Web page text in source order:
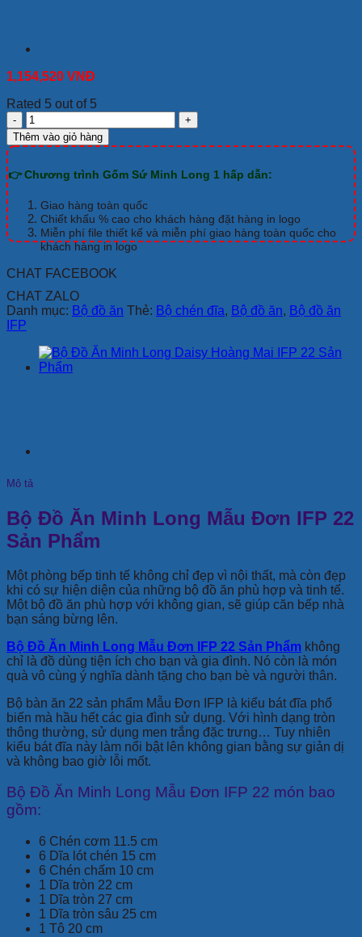
1,154,520 VNĐ
Rated 5 out of 5
Bộ
Đồ
Ăn
Long
Đơn
IFP
22
Sản
số
lượng
Thêm vào giỏ hàng
👉 Chương trình Gốm Sứ Minh Long 1 hấp dẫn:
Giao hàng toàn quốc
Chiết khấu % cao cho khách hàng đặt hàng in logo
Miễn phí file thiết kế và miễn phí giao hàng toàn quốc cho
khách hàng in logo
CHAT FACEBOOK
CHAT ZALO
Danh mục: Bộ đồ ăn Thẻ: Bộ chén đĩa, Bộ đồ ăn, Bộ đồ ăn
IFP
Mô tả
Bộ Đồ Ăn Minh Long Mẫu Đơn IFP 22
Sản Phẩm
Một phòng bếp tinh tế không chỉ đẹp vì nội thất, mà còn đẹp
khi có sự hiện diện của những bộ đồ ăn phù hợp và tinh tế.
Một bộ đồ ăn phù hợp với không gian, sẽ giúp căn bếp nhà
bạn sáng bừng lên.
Bộ Đồ Ăn Minh Long Mẫu Đơn IFP 22 Sản Phẩm không
chỉ là đồ dùng tiện ích cho bạn và gia đình. Nó còn là món
quà vô cùng ý nghĩa dành tặng cho bạn bè và người thân.
Bộ bàn ăn 22 sản phẩm Mẫu Đơn IFP là kiểu bát đĩa phổ
biến mà hầu hết các gia đình sử dụng. Với hình dạng tròn
thông thường, sử dụng men trắng đặc trưng… Tuy nhiên
kiểu bát đĩa này làm nổi bật lên không gian bằng sự giản dị
và không bao giờ lỗi mốt.
Bộ Đồ Ăn Minh Long Mẫu Đơn IFP 22 món bao
gồm:
6 Chén cơm 11.5 cm
6 Dĩa lót chén 15 cm
6 Chén chấm 10 cm
1 Dĩa tròn 22 cm
1 Dĩa tròn 27 cm
1 Dĩa tròn sâu 25 cm
1 Tô 20 cm